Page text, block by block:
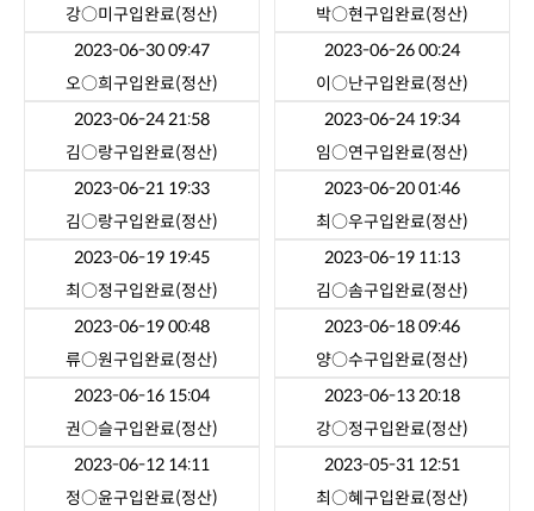
강○미구입완료(정산)
박○현구입완료(정산)
2023-06-30 09:47
오○희구입완료(정산)
2023-06-26 00:24
이○난구입완료(정산)
2023-06-24 21:58
김○랑구입완료(정산)
2023-06-24 19:34
임○연구입완료(정산)
2023-06-21 19:33
김○랑구입완료(정산)
2023-06-20 01:46
최○우구입완료(정산)
2023-06-19 19:45
최○정구입완료(정산)
2023-06-19 11:13
김○솜구입완료(정산)
2023-06-19 00:48
류○원구입완료(정산)
2023-06-18 09:46
양○수구입완료(정산)
2023-06-16 15:04
권○슬구입완료(정산)
2023-06-13 20:18
강○정구입완료(정산)
2023-06-12 14:11
정○윤구입완료(정산)
2023-05-31 12:51
최○혜구입완료(정산)